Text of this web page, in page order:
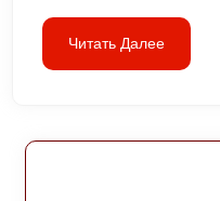
Читать Далее